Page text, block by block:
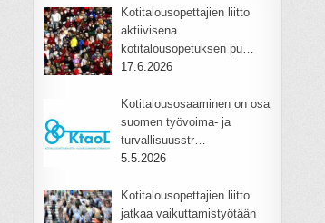
Kotitalousopettajien liitto
aktiivisena
kotitalousopetuksen pu…
17.6.2026
Kotitalousosaaminen on osa
suomen työvoima- ja
turvallisuusstr…
5.5.2026
Kotitalousopettajien liitto
jatkaa vaikuttamistyötään